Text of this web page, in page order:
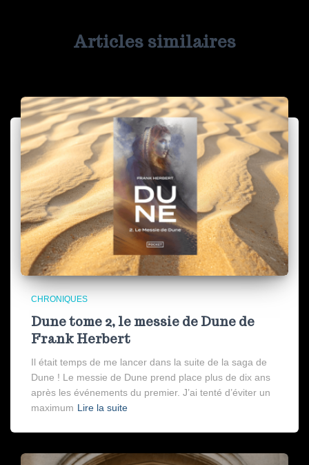
Articles similaires
CHRONIQUES
Dune tome 2, le messie de Dune de
Frank Herbert
Il était temps de me lancer dans la suite de la saga de
Dune ! Le messie de Dune prend place plus de dix ans
après les événements du premier. J’ai tenté d’éviter un
maximum Lire la suite